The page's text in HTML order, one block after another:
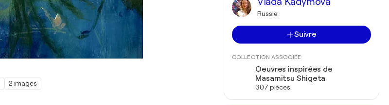
2 images
Russie
Suivre
COLLECTION ASSOCIÉE
Oeuvres inspirées de
Masamitsu Shigeta
307 pièces